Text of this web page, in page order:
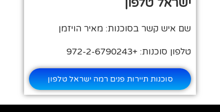
ישראל טלפון
שם איש קשר בסוכנות: מאיר הויזמן
טלפון סוכנות: +972-2-6790243
סוכנות תיירות פנים רמה ישראל טלפון